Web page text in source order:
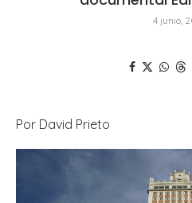
4 junio,
Por David Prieto